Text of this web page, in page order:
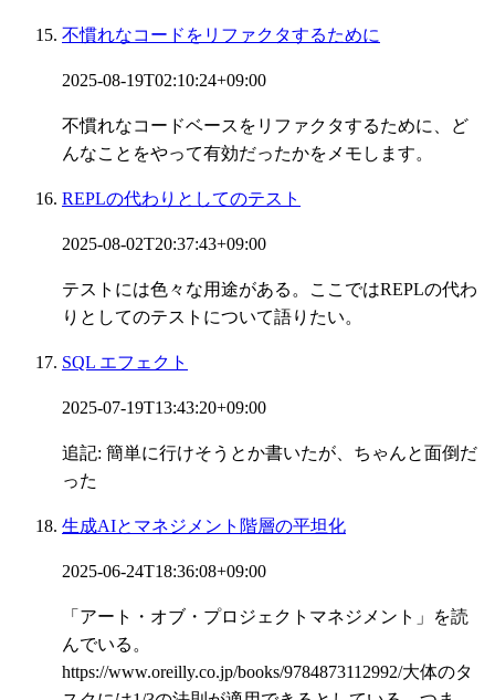
不慣れなコードをリファクタするために
2025-08-19T02:10:24+09:00
不慣れなコードベースをリファクタするために、ど
んなことをやって有効だったかをメモします。
REPLの代わりとしてのテスト
2025-08-02T20:37:43+09:00
テストには色々な用途がある。ここではREPLの代わ
りとしてのテストについて語りたい。
SQL エフェクト
2025-07-19T13:43:20+09:00
追記: 簡単に行けそうとか書いたが、ちゃんと面倒だ
った
生成AIとマネジメント階層の平坦化
2025-06-24T18:36:08+09:00
「アート・オブ・プロジェクトマネジメント」を読
んでいる。
https://www.oreilly.co.jp/books/9784873112992/大体のタ